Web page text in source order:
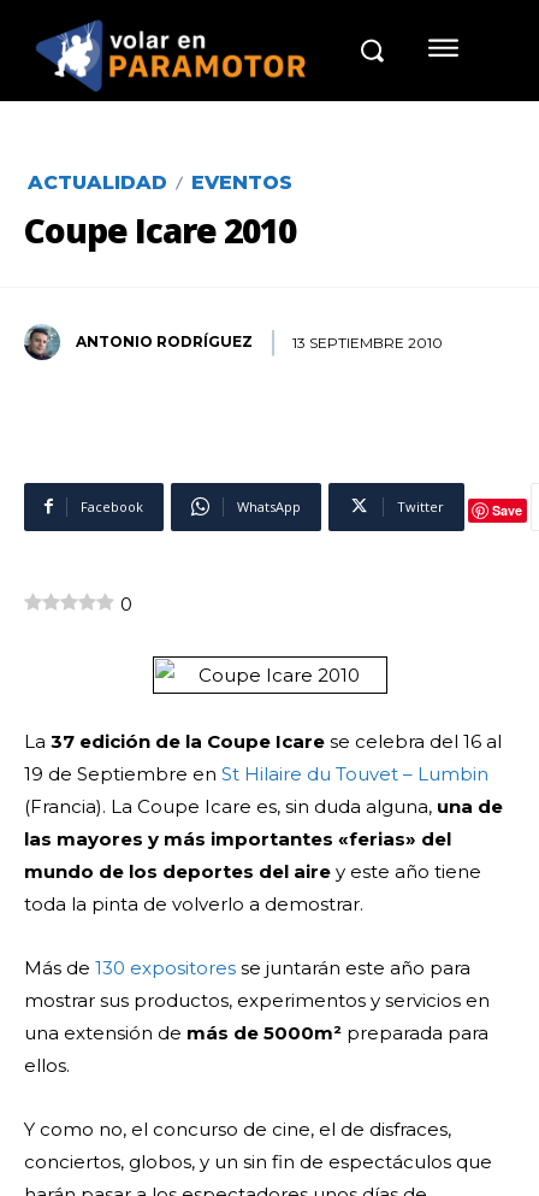
ACTUALIDAD EVENTOS
Coupe Icare 2010
ANTONIO RODRÍGUEZ 13 SEPTIEMBRE 2010
Facebook WhatsApp Twitter Save
0
La 37 edición de la Coupe Icare se celebra del 16 al
19 de Septiembre en St Hilaire du Touvet – Lumbin
(Francia). La Coupe Icare es, sin duda alguna, una de
las mayores y más importantes «ferias» del
mundo de los deportes del aire y este año tiene
toda la pinta de volverlo a demostrar.
Más de 130 expositores se juntarán este año para
mostrar sus productos, experimentos y servicios en
una extensión de más de 5000m² preparada para
ellos.
Y como no, el concurso de cine, el de disfraces,
conciertos, globos, y un sin fin de espectáculos que